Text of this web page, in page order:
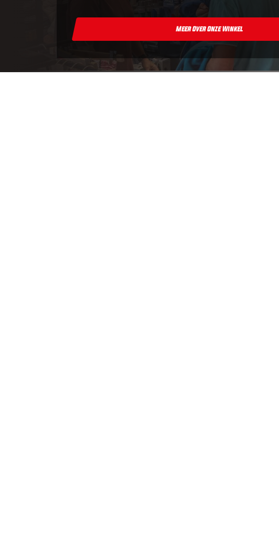
Meer Over Onze Winkel